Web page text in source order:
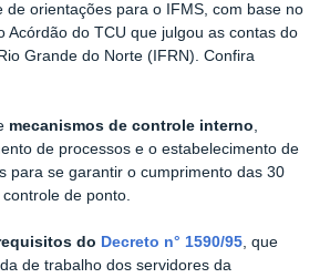
de orientações para o IFMS, com base no
Acórdão do TCU que julgou as contas do
Grande do Norte (IFRN). Confira
mecanismos de controle interno,
de processos e o estabelecimento de
para se garantir o cumprimento das 30
de ponto.
do Decreto n° 1590/95 , que
de trabalho dos servidores da